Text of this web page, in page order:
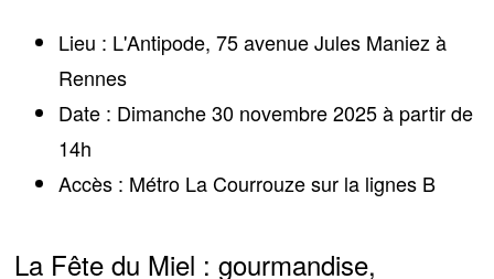
Lieu : L'Antipode, 75 avenue Jules Maniez à
Rennes
Date : Dimanche 30 novembre 2025 à partir de
14h
Accès : Métro La Courrouze sur la lignes B
La Fête du Miel : gourmandise,